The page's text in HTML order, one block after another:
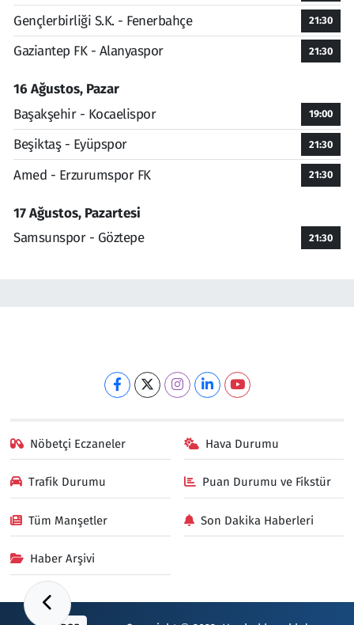
Gençlerbirliği S.K. - Fenerbahçe 21:30
Gaziantep FK - Alanyaspor 21:30
16 Ağustos, Pazar
Başakşehir - Kocaelispor
19:00
Beşiktaş - Eyüpspor 21:30
Amed - Erzurumspor FK 21:30
17 Ağustos, Pazartesi
Samsunspor - Göztepe
21:30
Nöbetçi Eczaneler Hava Durumu
Trafik Durumu Puan Durumu ve Fikstür
Tüm Manşetler Son Dakika Haberleri
Haber Arşivi